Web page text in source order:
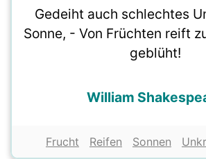
Gedeiht auch schlechtes
Sonne, - Von Früchten reift
geblüht!
William
Frucht Reifen Sonnen